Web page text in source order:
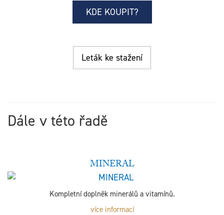
KDE KOUPIT?
Leták ke stažení
Dále v této řadě
MINERAL
Kompletní doplněk minerálů a vitamínů.
více informací